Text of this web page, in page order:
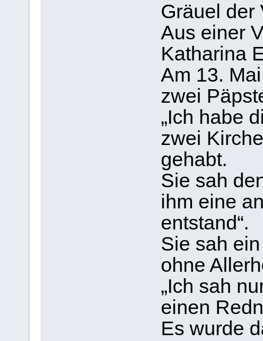
Gräuel der
Aus einer
Katharina
Am 13.
zwei
„Ich habe
zwei
gehabt.
Sie sah
ihm eine
entstand“.
Sie sah
ohne
„Ich sah
einen
Es wurde